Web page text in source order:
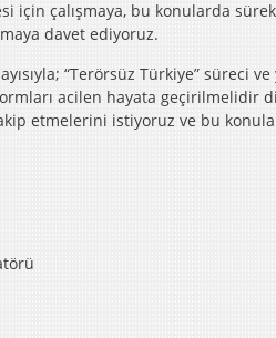
için çalışmaya, bu konularda
davet ediyoruz.
“Terörsüz Türkiye” süreci ve
acilen hayata geçirilmelidir
etmelerini istiyoruz ve bu